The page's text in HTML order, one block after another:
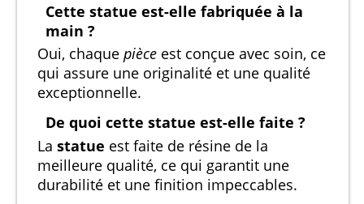
Cette statue est-elle fabriquée à la
main ?
Oui, chaque pièce est conçue avec soin, ce
qui assure une originalité et une qualité
exceptionnelle.
De quoi cette statue est-elle faite ?
La statue est faite de résine de la
meilleure qualité, ce qui garantit une
durabilité et une finition impeccables.